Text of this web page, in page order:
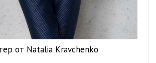
от Natalia Kravchenko